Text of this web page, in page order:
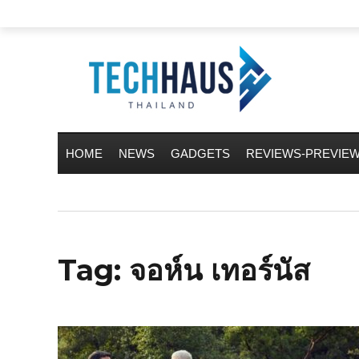
HOME NEWS GADGETS REVIEWS-
Tag: จอห์น เทอร์นัส